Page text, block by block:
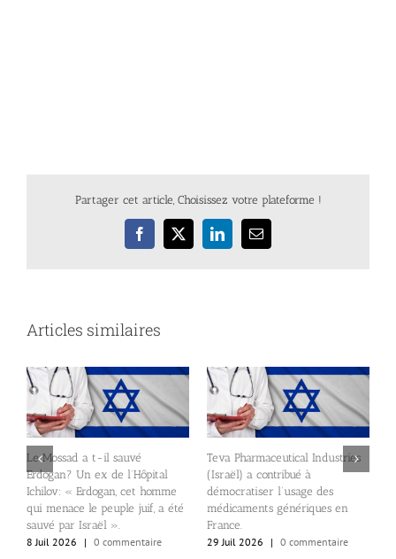
Partager cet article, Choisissez votre plateforme !
Facebook
X LinkedInEmail
Articles similaires
Le Mossad a t-il sauvé
Erdogan? Un ex de l’Hôpital
Ichilov: « Erdogan, cet homme
qui menace le peuple juif, a été
sauvé par Israël ».
8 Juil 2026
| 0 commentaire
Teva Pharmaceutical Industries
(Israël) a contribué à
démocratiser l’usage des
médicaments génériques en
France.
29 Juil 2026
| 0 commentaire